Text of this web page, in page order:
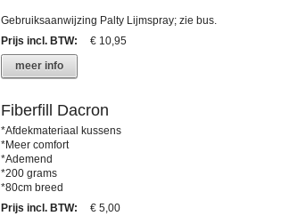
Gebruiksaanwijzing Palty Lijmspray; zie bus.
Prijs incl. BTW:
€ 10,95
meer info
Fiberfill Dacron
*Afdekmateriaal kussens
*Meer comfort
*Ademend
*200 grams
*80cm breed
Prijs incl. BTW:
€ 5,00